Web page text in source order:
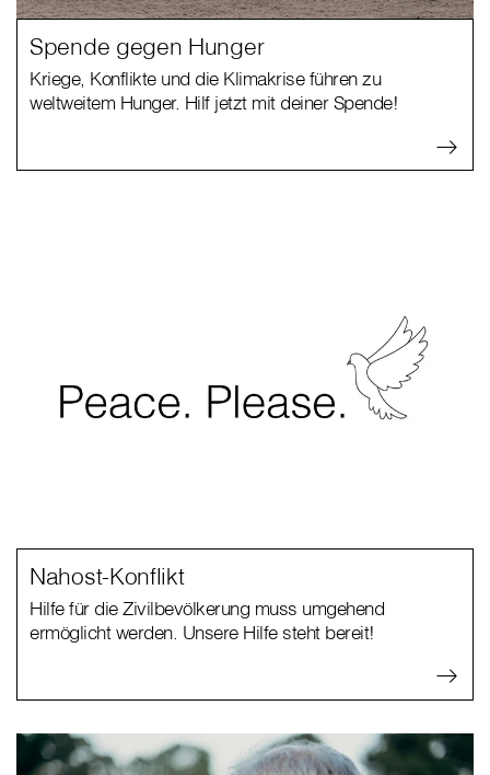
Spende gegen Hunger
Kriege, Konflikte und die Klimakrise führen zu
weltweitem Hunger. Hilf jetzt mit deiner Spende!
Nahost-Konflikt
Hilfe für die Zivilbevölkerung muss umgehend
ermöglicht werden. Unsere Hilfe steht bereit!